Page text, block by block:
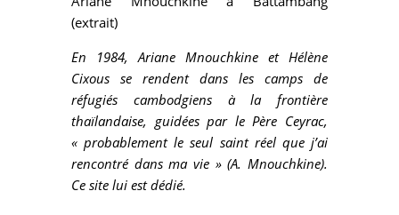
(extrait)
En 1984, Ariane Mnouchkine et Hélène
Cixous se rendent dans les camps de
réfugiés cambodgiens à la frontière
thaïlandaise, guidées par le Père Ceyrac,
« probablement le seul saint réel que j’ai
rencontré dans ma vie » (A. Mnouchkine).
Ce site lui est dédié.